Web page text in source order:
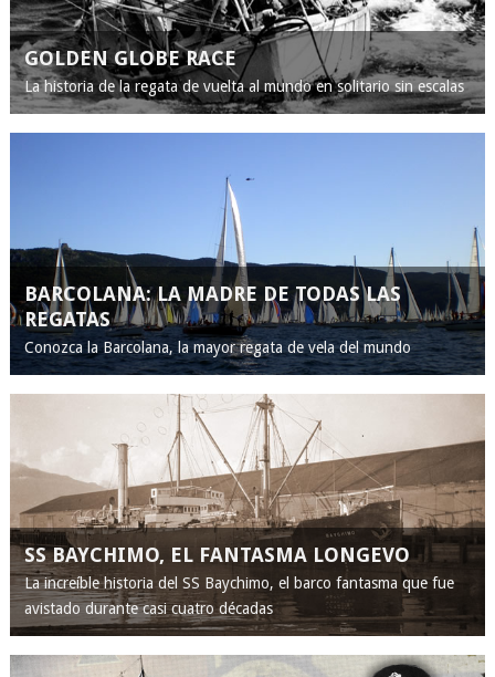
GOLDEN GLOBE RACE
La historia de la regata de vuelta al mundo en solitario sin escalas
BARCOLANA: LA MADRE DE TODAS LAS
REGATAS
Conozca la Barcolana, la mayor regata de vela del mundo
SS BAYCHIMO, EL FANTASMA LONGEVO
La increíble historia del SS Baychimo, el barco fantasma que fue
avistado durante casi cuatro décadas